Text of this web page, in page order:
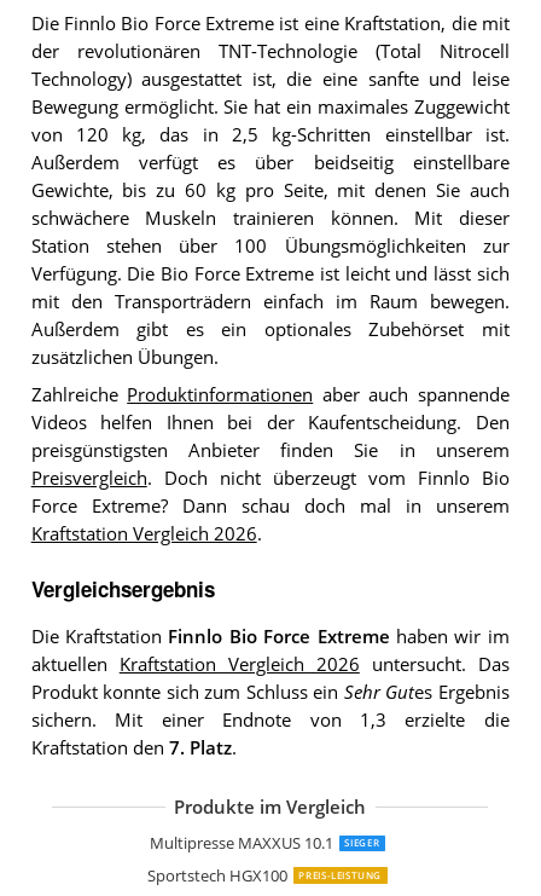
Die Finnlo Bio Force Extreme ist eine Kraftstation, die mit
der revolutionären TNT-Technologie (Total Nitrocell
Technology) ausgestattet ist, die eine sanfte und leise
Bewegung ermöglicht. Sie hat ein maximales Zuggewicht
von 120 kg, das in 2,5 kg-Schritten einstellbar ist.
Außerdem verfügt es über beidseitig einstellbare
Gewichte, bis zu 60 kg pro Seite, mit denen Sie auch
schwächere Muskeln trainieren können. Mit dieser
Station stehen über 100 Übungsmöglichkeiten zur
Verfügung. Die Bio Force Extreme ist leicht und lässt sich
mit den Transporträdern einfach im Raum bewegen.
Außerdem gibt es ein optionales Zubehörset mit
zusätzlichen Übungen.
Zahlreiche Produktinformationen aber auch spannende
Videos helfen Ihnen bei der Kaufentscheidung. Den
preisgünstigsten Anbieter finden Sie in unserem
Preisvergleich. Doch nicht überzeugt vom Finnlo Bio
Force Extreme? Dann schau doch mal in unserem
Kraftstation Vergleich 2026.
Vergleichsergebnis
Die Kraftstation Finnlo Bio Force Extreme haben wir im
aktuellen Kraftstation Vergleich 2026 untersucht. Das
Produkt konnte sich zum Schluss ein Sehr Gutes Ergebnis
sichern. Mit einer Endnote von 1,3 erzielte die
Kraftstation den 7. Platz.
Produkte im Vergleich
Multipresse MAXXUS 10.1 SIEGER
Sportstech HGX100 PREIS-LEISTUNG
Christopeit Profi Center de Luxe
HAMMER Inspire Kraftstation M1
Multipresse Maxxus 9.1
Sportstech Premium 50in1
Finnlo Kraftstation Autark 600
Sportstech Kraftstation HGX100
HAMMER Finnlo Kraftstation Autark
Finnlo Autark 2500
Klarfit Ultimate Gym 3000 Kraftstation
Christopeit SP 10 de Luxe
Hansson.Sports Men's Trainhard
HAMMER Kraftstation Bio Force
SportPlus Kraftstation
Bowflex Kraftstation PR 1000
Hammer Ferrum TX2
Hammer Ultra 9030
Physionics NST01
SportPlus SP-HG-010
Miweba Sports 50in1 Kraftstation
HAMMER Kraftstation Ferrum TX2
Adidas Home Gym
TecTake Kraftstation
Marcy Eclipse HG3000
ISE Kraftstation
Finnlo Autark 2200
HAMMER Kraftstation Ferrum TX2
Christopeit Sport SP 20 XL
Movit Kraftstation PRO
Dione HG3 Fitnessstation Multi-Gym
Dione HG5 Fitnessstation Multi-Gym
vidaXL Kraftstation
Hop-Sport HS-1054K Kraftstation
ArtSport Kraftstation ProfiGym 2000
Physionics Kraftstation
Finnlo Kraftstation Autark 2600
tectake 800546 Kraftstation
HOMCOM Gym Kraftstation
HOMCOM Gym Kraftstation